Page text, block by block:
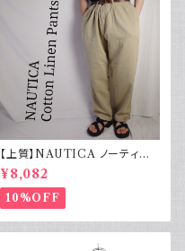
【上質】NAUTICA ノーティカ
コットンリネンパンツ ツータック
¥8,082
10%OFF